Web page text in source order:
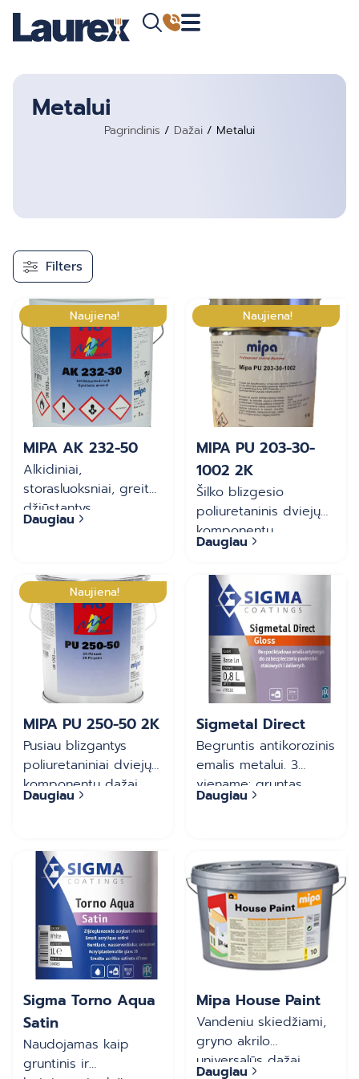
Metalui
Pagrindinis / Dažai / Metalui
Filters
Naujiena!
MIPA AK 232-50
Alkidiniai,
storasluoksniai, greitai
džiūstantys
antikoroziniai dažai
Daugiau
Naujiena!
MIPA PU 203-30-
1002 2K
Šilko blizgesio
poliuretaninis dviejų
komponentų
antikorozinis emalis
Daugiau
Naujiena!
MIPA PU 250-50 2K
Pusiau blizgantys
poliuretaniniai dviejų
komponentų dažai
(tiksotropiniai)
Daugiau
Sigmetal Direct
Begruntis antikorozinis
emalis metalui. 3
viename: gruntas,
tarpsluoksnis ir
paviršių patalpų
viduje ir išorėje
dažymui bei
renovacijai. Prieš
dažant šiuo emaliu
antikoroziniu gruntu
metalo gruntuoti
nebūtina.
Daugiau
Sigma Torno Aqua
Satin
Naudojamas kaip
gruntinis ir
Mipa House Paint
Vandeniu skiedžiami,
gryno akrilo
universalūs dažai
Daugiau